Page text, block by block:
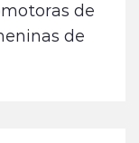
de
de